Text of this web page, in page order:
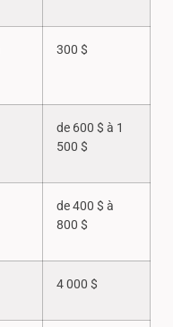
300 $
de 600 $ à 1
500 $
de 400 $ à
800 $
4 000 $